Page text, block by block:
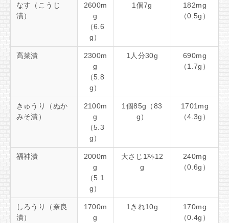
なす（こうじ
漬）
2600m
g
（6.6
g）
1個7g
182mg
（0.5g）
高菜漬
2300m
g
（5.8
g）
1人分30g
690mg
（1.7g）
きゅうり（ぬか
みそ漬）
2100m
g
（5.3
g）
1個85g（83
g）
1701mg
（4.3g）
福神漬
2000m
g
（5.1
g）
大さじ1杯12
g
240mg
（0.6g）
しろうり（奈良
漬）
1700m
g
1きれ10g
170mg
（0.4g）